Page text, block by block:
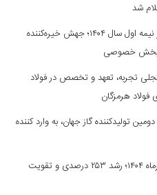
شد
کارنامه درخشان «بانک ایران زمین» در نیمه اول سال ۱۴۰۴؛ جهش خیره‌کننده
بخش خصوصی
تجربه، تعهد و تخصص در فولاد
هرمزگان
تولیدکننده گاز جهان، به وارد کننده
جهش چشمگیر درآمد بانک دی در مهرماه ۱۴۰۴؛ رشد ۲۵۳ درصدی و تقویت